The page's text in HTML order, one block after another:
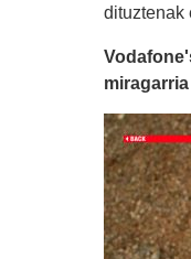
dituztenak